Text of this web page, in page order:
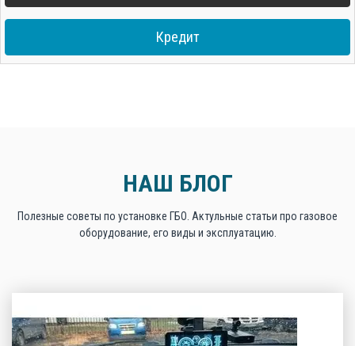
Кредит
НАШ БЛОГ
Полезные советы по установке ГБО. Актульные статьи про газовое
оборудование, его виды и эксплуатацию.